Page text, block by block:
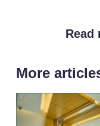
Read
More